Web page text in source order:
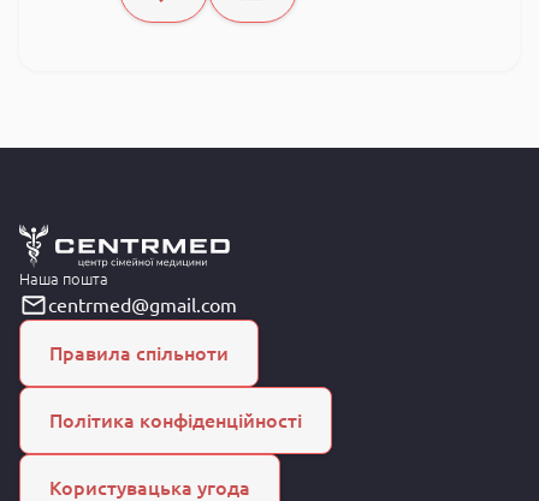
Наша пошта
centrmed@gmail.com
Правила спільноти
Політика конфіденційності
Користувацька угода